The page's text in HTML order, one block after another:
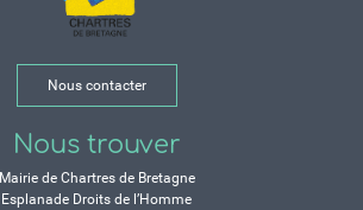
Nous contacter
Nous trouver
Mairie de Chartres de Bretagne
Esplanade Droits de l’Homme